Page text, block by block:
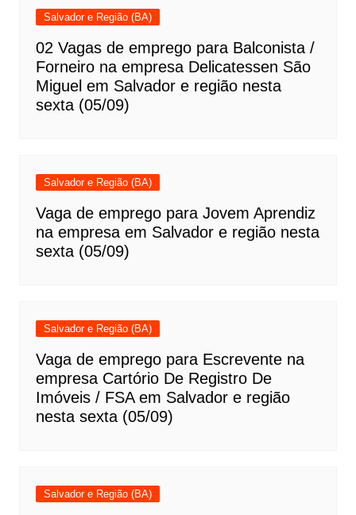
Salvador e Região (BA)
02 Vagas de emprego para Balconista /
Forneiro na empresa Delicatessen São
Miguel em Salvador e região nesta
sexta (05/09)
Salvador e Região (BA)
Vaga de emprego para Jovem Aprendiz
na empresa em Salvador e região nesta
sexta (05/09)
Salvador e Região (BA)
Vaga de emprego para Escrevente na
empresa Cartório De Registro De
Imóveis / FSA em Salvador e região
nesta sexta (05/09)
Salvador e Região (BA)